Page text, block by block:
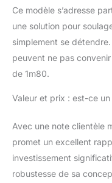
Ce modèle s’adresse
une solution pour
simplement se
peuvent ne pas
de 1m80.
Valeur et prix : est-ce
Avec une note clientèle
promet un excellent
investissement
robustesse de sa